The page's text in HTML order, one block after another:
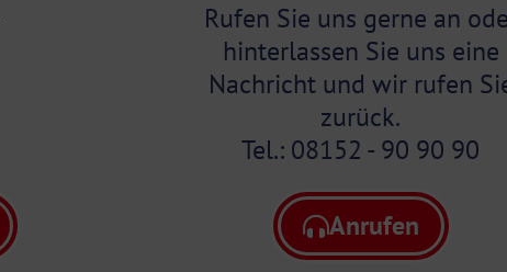
Rufen Sie uns gerne an
hinterlassen Sie uns eine
Nachricht und wir rufen
zurück.
Tel.: 08152 - 90 90 90
Anrufen